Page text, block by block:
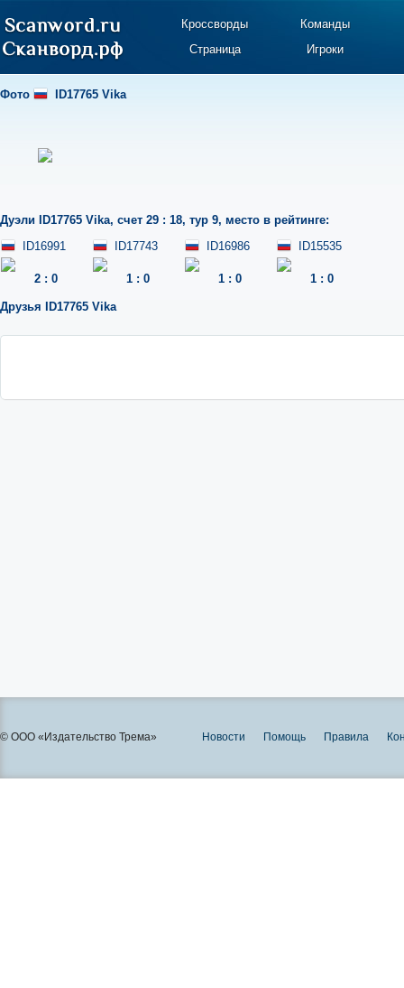
Кроссворды
Команды
Страница
Игроки
Фото ID17765 Vika
Дуэли ID17765 Vika, счет 29 : 18, тур 9, место в рейтинге:
ID16991
2 : 0
ID17743
1 : 0
ID16986
1 : 0
ID15535
1 : 0
Друзья ID17765 Vika
© ООО «Издательство Трема» Новости Помощь Правила